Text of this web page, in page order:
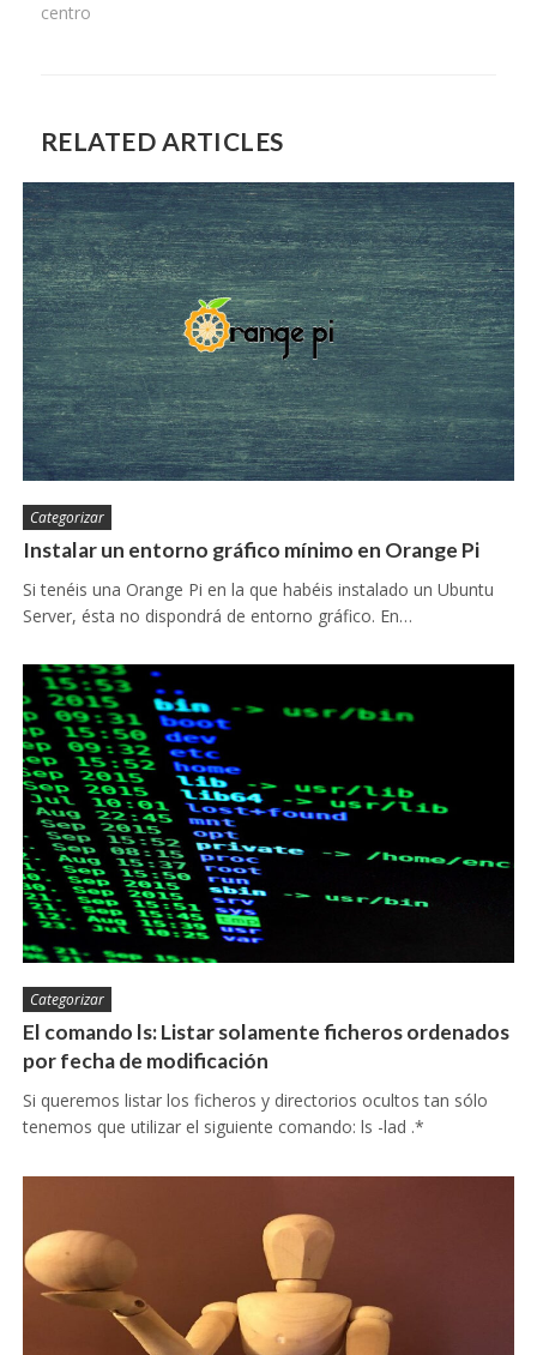
centro
RELATED ARTICLES
Categorizar
Instalar un entorno gráfico mínimo en Orange Pi
Si tenéis una Orange Pi en la que habéis instalado un Ubuntu
Server, ésta no dispondrá de entorno gráfico. En…
Categorizar
El comando ls: Listar solamente ficheros ordenados
por fecha de modificación
Si queremos listar los ficheros y directorios ocultos tan sólo
tenemos que utilizar el siguiente comando: ls -lad .*